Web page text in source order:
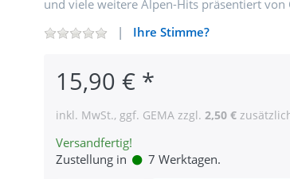
und viele weitere Alpen-Hits präsentiert von
Ihre Stimme?
15,90 € *
inkl. MwSt., ggf. GEMA zzgl.2,50 €
Versandfertig!
Zustellung in
7 Werktagen.